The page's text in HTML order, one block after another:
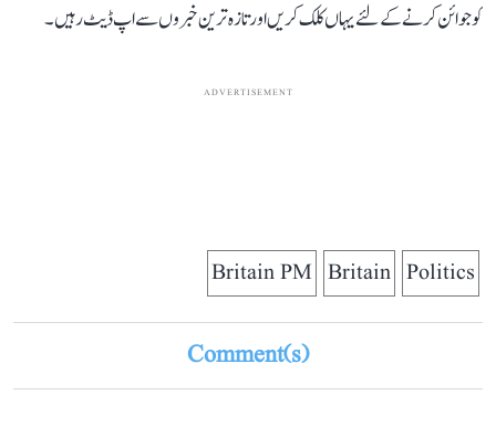
کو جوائن کرنے کے لئے یہاں کلک کریں اور تازہ ترین خبروں سے اپ ڈیٹ رہیں۔
ADVERTISEMENT
Politics
Britain
Britain PM
Comment(s)